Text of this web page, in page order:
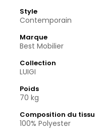
Style
Contemporain
Marque
Best Mobilier
Collection
LUIGI
Poids
70 kg
Composition du tissu
100% Polyester